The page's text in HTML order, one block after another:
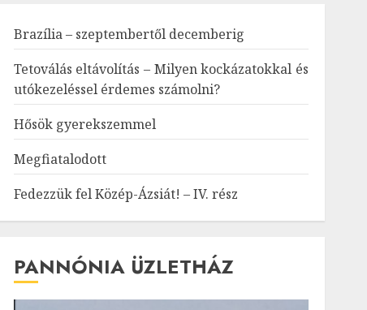
Brazília – szeptembertől decemberig
Tetoválás eltávolítás – Milyen kockázatokkal és
utókezeléssel érdemes számolni?
Hősök gyerekszemmel
Megfiatalodott
Fedezzük fel Közép-Ázsiát! – IV. rész
PANNÓNIA ÜZLETHÁZ